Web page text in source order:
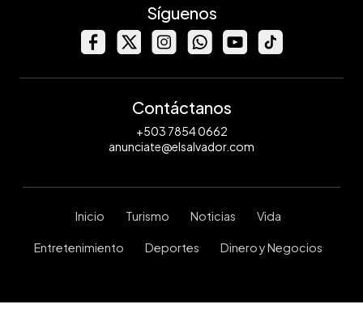
Síguenos
Contáctanos
+503 7854 0662
anunciate@elsalvador.com
Inicio Turismo Noticias Vida
Entretenimiento Deportes Dinero y Negocios